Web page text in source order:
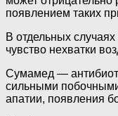
появлением таких
В отдельных
чувство нехватки
Сумамед —
сильными
апатии, появления